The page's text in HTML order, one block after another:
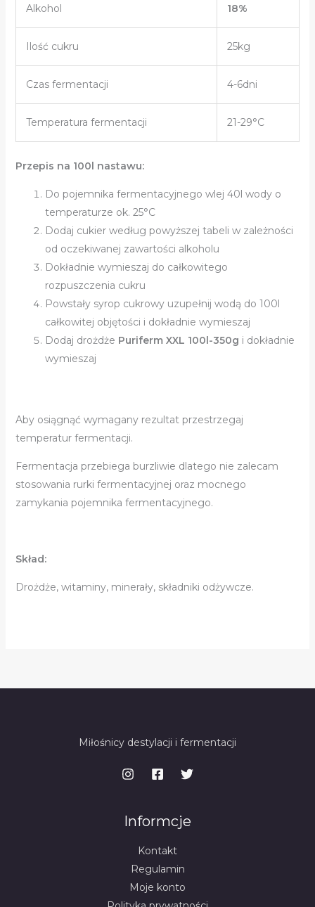
Alkohol 18%
Ilość cukru 25kg
Czas fermentacji 4-6dni
Temperatura fermentacji 21-29°C
Przepis na 100l nastawu:
Do pojemnika fermentacyjnego wlej 40l wody o
temperaturze ok. 25°C
Dodaj cukier według powyższej tabeli w zależności
od oczekiwanej zawartości alkoholu
Dokładnie wymieszaj do całkowitego
rozpuszczenia cukru
Powstały syrop cukrowy uzupełnij wodą do 100l
całkowitej objętości i dokładnie wymieszaj
Dodaj drożdże Puriferm XXL 100l-350g i dokładnie
wymieszaj
Aby osiągnąć wymagany rezultat przestrzegaj
temperatur fermentacji.
Fermentacja przebiega burzliwie dlatego nie zalecam
stosowania rurki fermentacyjnej oraz mocnego
zamykania pojemnika fermentacyjnego.
Skład:
Drożdże, witaminy, minerały, składniki odżywcze.
Miłośnicy destylacji i fermentacji
Informcje
Kontakt
Regulamin
Moje konto